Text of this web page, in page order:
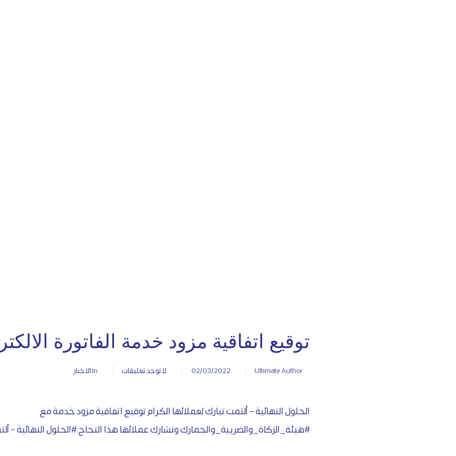
توقيع اتفاقية مزود خدمة الفاتورة
Ultimate Author
02/03/2022 لا توجد تعليقات In الاخبار
الحلول النهائية – ألتمت تبارك لعملائها الكرام توقيع اتفاقية مزود خدمة مع
#هيئة_الزكاة_والضريبة_والجماركوتشارك عملائها هذا النجاح.#الحلول النهائية –